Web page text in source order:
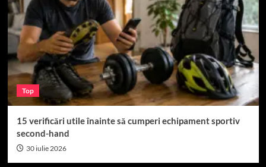
Top
15 verificări utile înainte să cumperi echipament sportiv
second-hand
30 iulie 2026